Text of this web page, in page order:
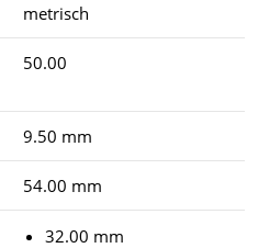
metrisch
50.00
9.50 mm
54.00 mm
32.00 mm